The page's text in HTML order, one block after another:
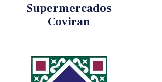
Supermercados
Coviran